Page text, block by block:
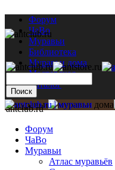
Форум
ЧаВо
Муравьи
Библиотека
Муравьи дома
Мастерская
Каталог
antclub.ru
Форум
ЧаВо
Муравьи
Атлас муравьёв